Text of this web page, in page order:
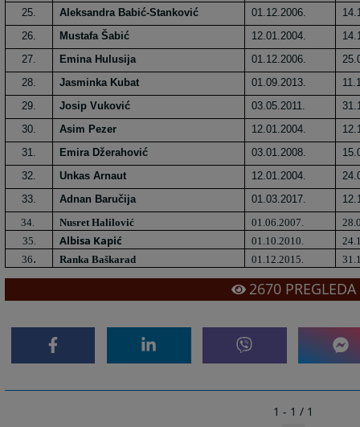
25.
Aleksandra Babić-Stanković 01.12.2006.
26.
Mustafa Šabić 12.01.2004.
27.
Emina Hulusija 01.12.2006.
28.
Jasminka Kubat 01.09.2013.
29.
Josip Vuković 03.05.2011.
30.
Asim Pezer 12.01.2004.
31.
Emira Džerahović 03.01.2008.
32.
Unkas Arnaut 12.01.2004.
33.
Adnan Baručija 01.03.2017.
34. Nusret Halilović 01.06.2007.
35.
Albisa Kapić 01.10.2010.
36. Ranka Baškarad 01.12.2015.
2670PREGLEDA
1 - 1 / 1